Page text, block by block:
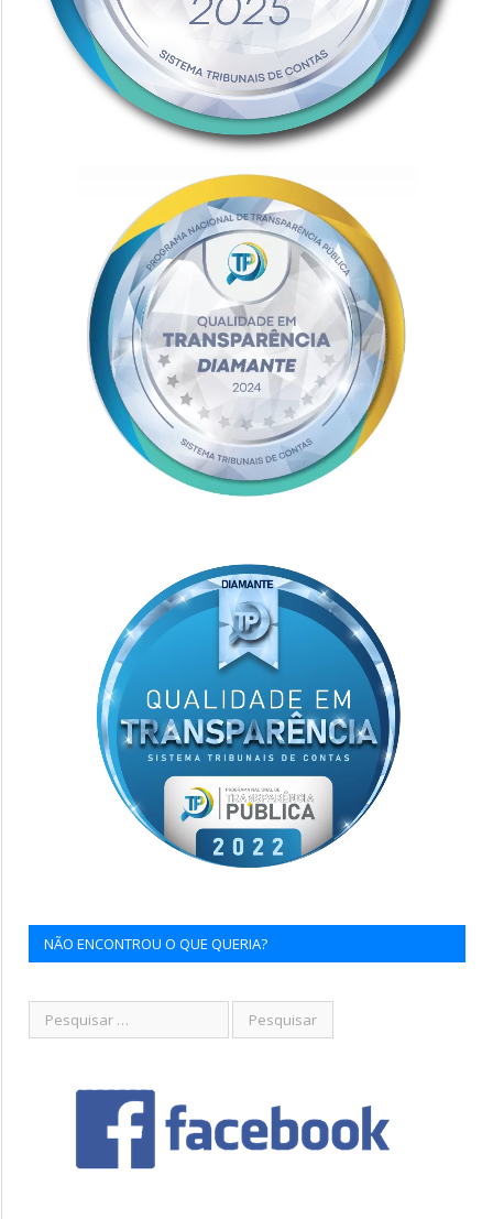
NÃO ENCONTROU O QUE QUERIA?